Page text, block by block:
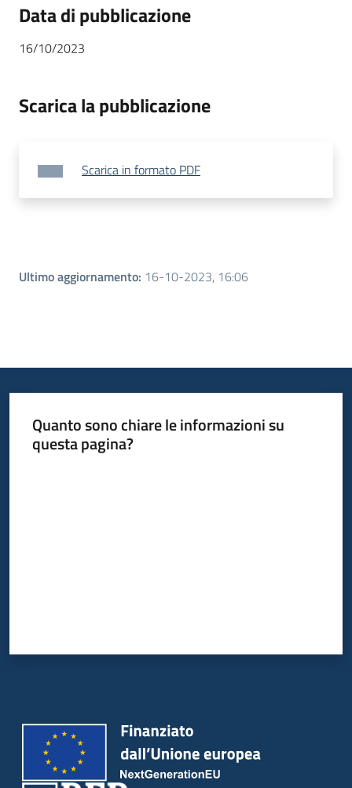
Data di pubblicazione
16/10/2023
Scarica la pubblicazione
Scarica in formato PDF
Ultimo aggiornamento: 16-10-2023, 16:06
Quanto sono chiare le informazioni su
questa pagina?